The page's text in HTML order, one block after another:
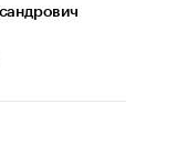
Как живет глава